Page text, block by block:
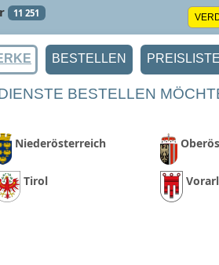
11 251
BESTELLEN PREISLISTE
BESTELLEN
Niederösterreich
Tirol